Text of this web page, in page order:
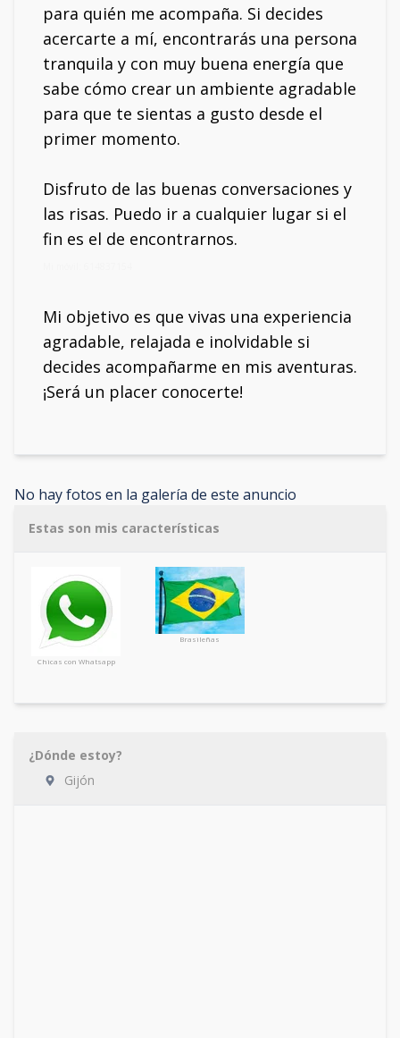
para quién me acompaña. Si decides
acercarte a mí, encontrarás una persona
tranquila y con muy buena energía que
sabe cómo crear un ambiente agradable
para que te sientas a gusto desde el
primer momento.
Disfruto de las buenas conversaciones y
las risas. Puedo ir a cualquier lugar si el
fin es el de encontrarnos.
Mi objetivo es que vivas una experiencia
agradable, relajada e inolvidable si
decides acompañarme en mis aventuras.
¡Será un placer conocerte!
No hay fotos en la galería de este anuncio
Estas son mis características
Chicas con Whatsapp
Brasileñas
¿Dónde estoy?
Gijón